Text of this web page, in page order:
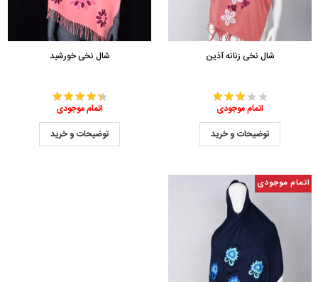
شال نخی زنانه آذین
اتمام موجودی
توضیحات و خرید
شال نخی خورشید
اتمام موجودی
توضیحات و خرید
اتمام موجودی